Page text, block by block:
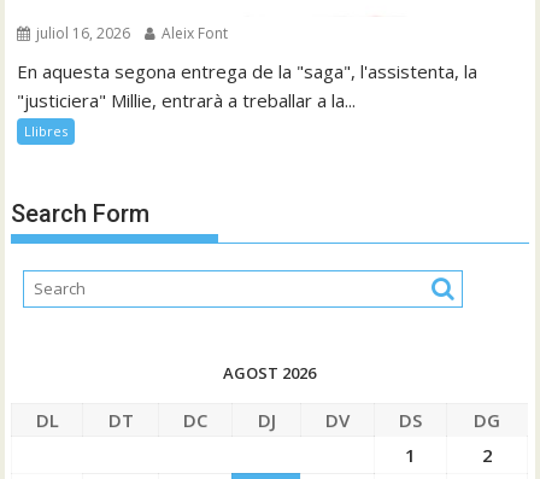
juliol 16, 2026 Aleix Font
En aquesta segona entrega de la "saga", l'assistenta, la
"justiciera" Millie, entrarà a treballar a la...
Llibres
Search Form
AGOST 2026
DL DT DC DJ DV DS
DG
1
2